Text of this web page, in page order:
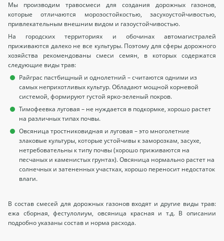
Мы производим травосмеси для создания дорожных газонов,
которые отличаются морозостойкостью, засухоустойчивостью,
привлекательным внешним видом и газоустойчивостью.
На городских территориях и обочинах автомагистралей
приживаются далеко не все культуры. Поэтому для сферы дорожного
хозяйства рекомендованы смеси семян, в которых содержатся
следующие виды трав:
Райграс пастбищный и однолетний – считаются одними из
самых неприхотливых культур. Обладают мощной корневой
системой, формируют густой ярко-зеленый покров.
Тимофеевка луговая – не нуждается в подкормке, хорошо растет
на различных типах почвы.
Овсяница тростниковидная и луговая – это многолетние
злаковые культуры, которые устойчивы к заморозкам, засухе,
нетребовательны к типу почвы (хорошо приживаются на
песчаных и каменистых грунтах). Овсяница нормально растет на
солнечных и затененных участках, хорошо переносит недостаток
влаги.
В состав смесей для дорожных газонов входят и другие виды трав:
ежа сборная, фестулолиум, овсяница красная и т.д. В описании
подробно указаны состав и норма расхода.